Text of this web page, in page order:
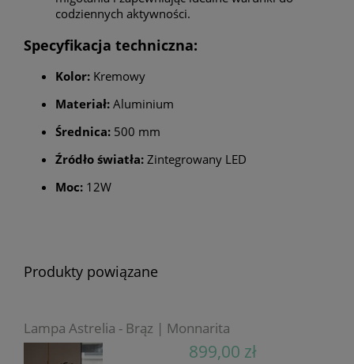
codziennych aktywności.
Specyfikacja techniczna:
Kolor: Kremowy
Materiał: Aluminium
Średnica: 500 mm
Źródło światła: Zintegrowany LED
Moc: 12W
Produkty powiązane
Lampa Astrelia - Brąz | Monnarita
899,00 zł